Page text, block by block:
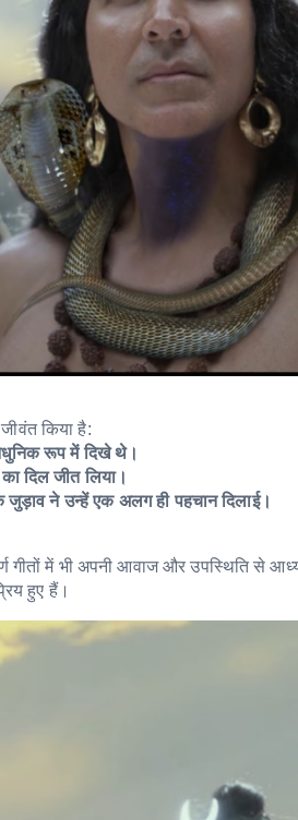
किया है:
रूप में दिखे थे।
दिल जीत लिया।
जुड़ाव ने उन्हें एक अलग ही पहचान दिलाई।
गीतों में भी अपनी आवाज और उपस्थिति से
हुए हैं।